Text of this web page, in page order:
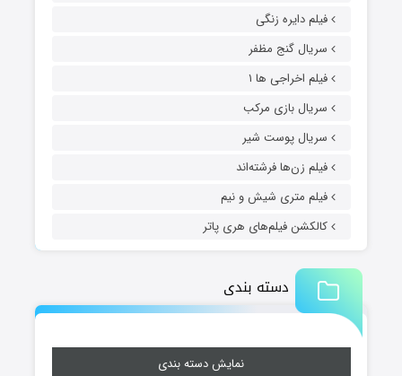
فیلم دایره زنگی
سریال گنج مظفر
فیلم اخراجی ها ۱
سریال بازی مرکب
سریال پوست شیر
فیلم زن‌ها فرشته‌اند
فیلم متری شیش و نیم
کالکشن فیلم‌های هری پاتر
دسته بندی
نمایش دسته بندی